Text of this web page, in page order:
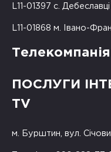
L11-01397 с.
L11-01868 м. Івано-
Телекомпанія
ПОСЛУГИ
TV
м. Бурштин, вул.